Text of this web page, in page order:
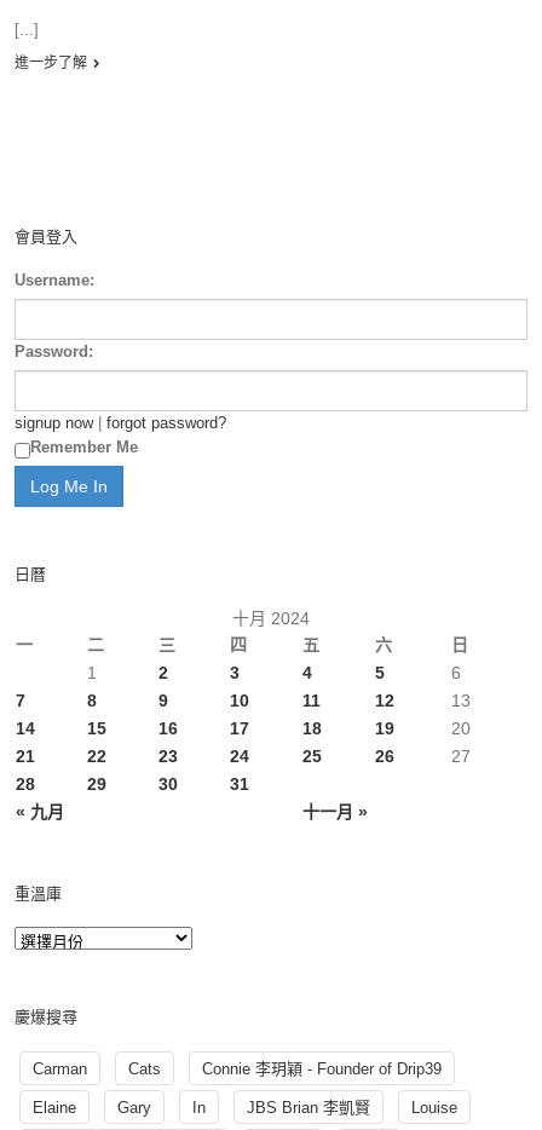
[...]
進一步了解
會員登入
Username:
Password:
signup now| forgot password?
Remember Me
日曆
十月 2024
一
二 三 四 五 六 日
« 九月 十一月 »
1 2 3 4 5
6
7
8 9 10 11 12
13
14
15 16 17 18 19
20
21
22 23 24 25 26
27
28
29 30 31
重溫庫
慶爆搜尋
Carman Cats Connie 李玥穎 - Founder of Drip39
Elaine Gary In JBS Brian 李凱賢 Louise